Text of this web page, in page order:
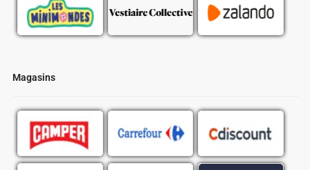
Magasins